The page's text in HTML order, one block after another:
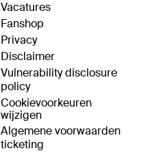
Vacatures
Fanshop
Privacy
Disclaimer
Vulnerability disclosure
policy
Cookievoorkeuren
wijzigen
Algemene voorwaarden
ticketing